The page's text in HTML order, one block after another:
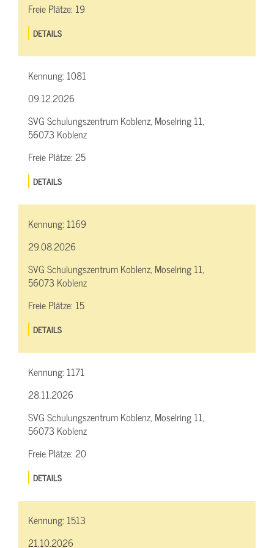
Freie Plätze: 19
DETAILS
Kennung: 1081
09.12.2026
SVG Schulungszentrum Koblenz, Moselring 11,
56073 Koblenz
Freie Plätze:25
DETAILS
Kennung: 1169
29.08.2026
SVG Schulungszentrum Koblenz, Moselring 11,
56073 Koblenz
Freie Plätze: 15
DETAILS
Kennung: 1171
28.11.2026
SVG Schulungszentrum Koblenz, Moselring 11,
56073 Koblenz
Freie Plätze:20
DETAILS
Kennung: 1513
21.10.2026